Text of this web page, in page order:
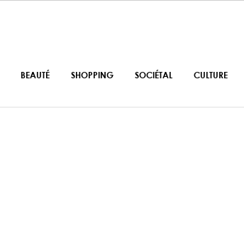
BEAUTÉ SHOPPING SOCIÉTAL CULTURE